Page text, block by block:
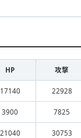
HP 攻撃
17140 22928
3900 7825
21040 30753